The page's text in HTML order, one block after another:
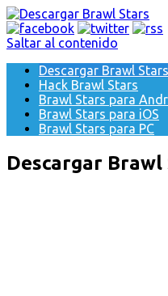
Saltar al contenido
Descargar Brawl Stars
Hack Brawl Stars
Brawl Stars para
Brawl Stars para iOS
Brawl Stars para PC
Descargar Brawl